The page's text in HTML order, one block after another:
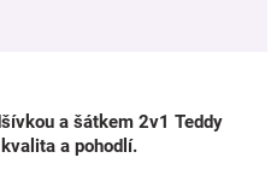
a šátkem 2v1 Teddy
a pohodlí.